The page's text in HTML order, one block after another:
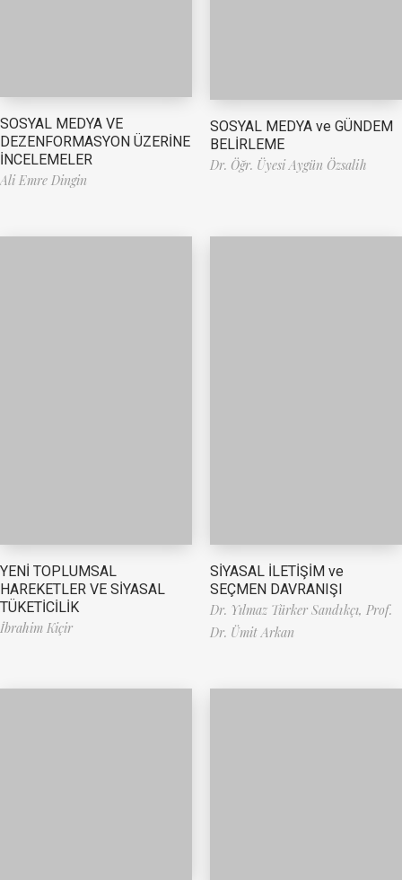
SOSYAL MEDYA VE
DEZENFORMASYON ÜZERİNE
İNCELEMELER
Ali Emre Dingin
SOSYAL MEDYA ve GÜNDEM
BELİRLEME
Dr. Öğr. Üyesi Aygün Özsalih
YENİ TOPLUMSAL
HAREKETLER VE SİYASAL
TÜKETİCİLİK
İbrahim Kiçir
SİYASAL İLETİŞİM ve
SEÇMEN DAVRANIŞI
Dr. Yılmaz Türker Sandıkçı, Prof.
Dr. Ümit Arkan